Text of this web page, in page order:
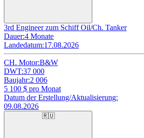
3rd Engineer zum Schiff Oil/Ch. Tanker
Dauer:4 Monate
Landedatum:17.08.2026
CH. Motor:B&W
DWT:37 000
Baujahr:2 006
5 100 $ pro Monat
Datum der Erstellung/Aktualisierung:
09.08.2026
🇷🇺